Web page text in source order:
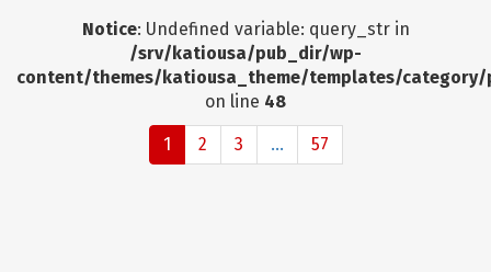
Notice: Undefined variable: query_str in
/srv/katiousa/pub_dir/wp-
content/themes/katiousa_theme/templates/
on line 48
1 2 3 ... 57